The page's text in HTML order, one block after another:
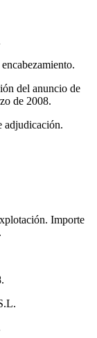
del anuncio de
de 2008.
adjudicación.
Importe